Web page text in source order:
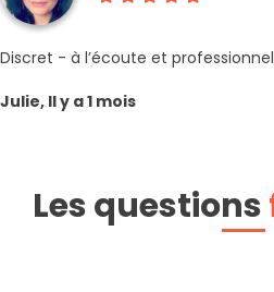
Discret - à l’écoute et professionnel
Julie, Il y a 1 mois
Les questions